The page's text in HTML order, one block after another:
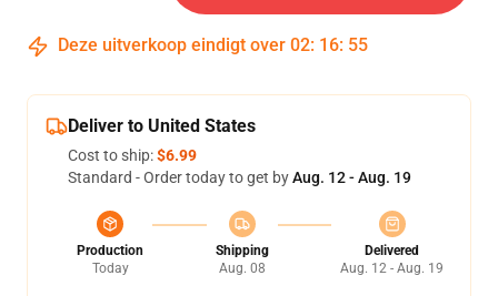
Deze uitverkoop eindigt over 02: 16: 55
Deliver to United States
Cost to ship:$6.99
Standard - Order today to get byAug. 12 - Aug. 19
Production
Today
Shipping
Aug. 08
Delivered
Aug. 12 - Aug. 19